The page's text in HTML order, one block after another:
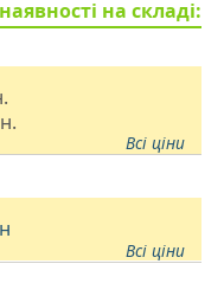
на складі:
Всі ціни
Всі ціни